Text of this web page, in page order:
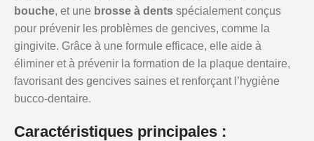
bouche, et une brosse à dents spécialement conçus
pour prévenir les problèmes de gencives, comme la
gingivite. Grâce à une formule efficace, elle aide à
éliminer et à prévenir la formation de la plaque dentaire,
favorisant des gencives saines et renforçant l’hygiène
bucco-dentaire.
Caractéristiques principales :